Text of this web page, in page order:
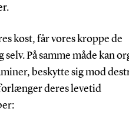
kost, får vores kroppe de
På samme måde kan
beskytte sig mod
deres levetid